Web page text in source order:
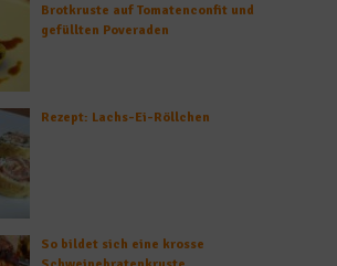
Brotkruste auf Tomatenconfit und
gefüllten Poveraden
Rezept: Lachs-Ei-Röllchen
So bildet sich eine krosse